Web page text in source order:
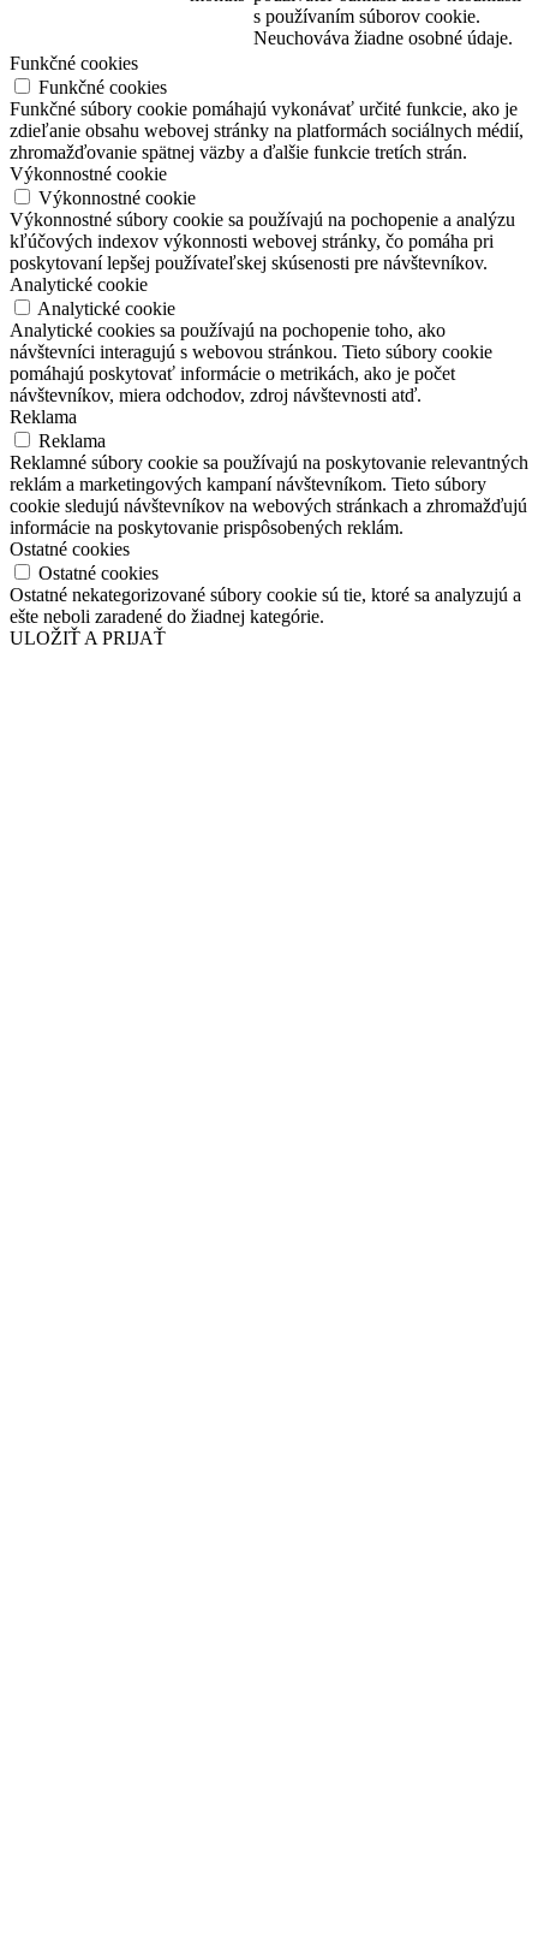
s používaním súborov cookie.
Neuchováva žiadne osobné údaje.
Funkčné cookies
Funkčné cookies
Funkčné súbory cookie pomáhajú vykonávať určité funkcie, ako je
zdieľanie obsahu webovej stránky na platformách sociálnych médií,
zhromažďovanie spätnej väzby a ďalšie funkcie tretích strán.
Výkonnostné cookie
Výkonnostné cookie
Výkonnostné súbory cookie sa používajú na pochopenie a analýzu
kľúčových indexov výkonnosti webovej stránky, čo pomáha pri
poskytovaní lepšej používateľskej skúsenosti pre návštevníkov.
Analytické cookie
Analytické cookie
Analytické cookies sa používajú na pochopenie toho, ako
návštevníci interagujú s webovou stránkou. Tieto súbory cookie
pomáhajú poskytovať informácie o metrikách, ako je počet
návštevníkov, miera odchodov, zdroj návštevnosti atď.
Reklama
Reklama
Reklamné súbory cookie sa používajú na poskytovanie relevantných
reklám a marketingových kampaní návštevníkom. Tieto súbory
cookie sledujú návštevníkov na webových stránkach a zhromažďujú
informácie na poskytovanie prispôsobených reklám.
Ostatné cookies
Ostatné cookies
Ostatné nekategorizované súbory cookie sú tie, ktoré sa analyzujú a
ešte neboli zaradené do žiadnej kategórie.
ULOŽIŤ A PRIJAŤ